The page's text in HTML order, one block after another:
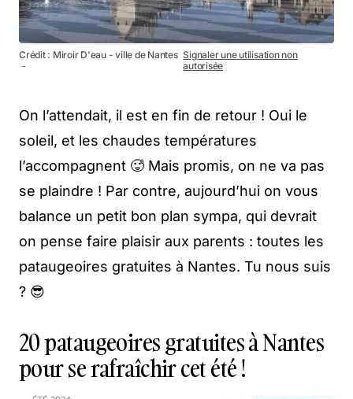
Crédit : Miroir D'eau - ville de Nantes
－
Signaler une utilisation non
autorisée
On l’attendait, il est en fin de retour ! Oui le
soleil, et les chaudes températures
l’accompagnent 🥵 Mais promis, on ne va pas
se plaindre ! Par contre, aujourd’hui on vous
balance un petit bon plan sympa, qui devrait
on pense faire plaisir aux parents : toutes les
pataugeoires gratuites à Nantes. Tu nous suis
? 😎
20 pataugeoires gratuites à Nantes
pour se rafraîchir cet été !